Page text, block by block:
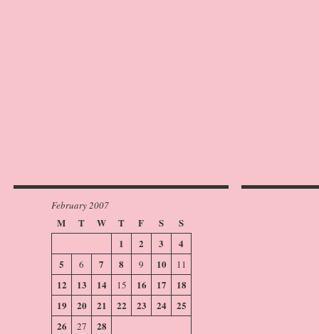
February 2007
M T W T F S
S
1
2 3
4
5
6 7 8 9 10 11
12 13 14 15 16 17
18
19
20 21 22 23 24
25
26
27
28